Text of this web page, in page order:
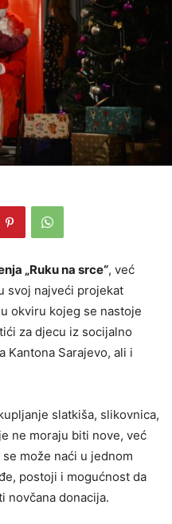
„Ruku na srce“, već
svoj najveći projekat
okviru kojeg se nastoje
za djecu iz socijalno
Kantona Sarajevo, ali i
slatkiša, slikovnica,
ne moraju biti nove, već
može naći u jednom
postoji i mogućnost da
novčana donacija.